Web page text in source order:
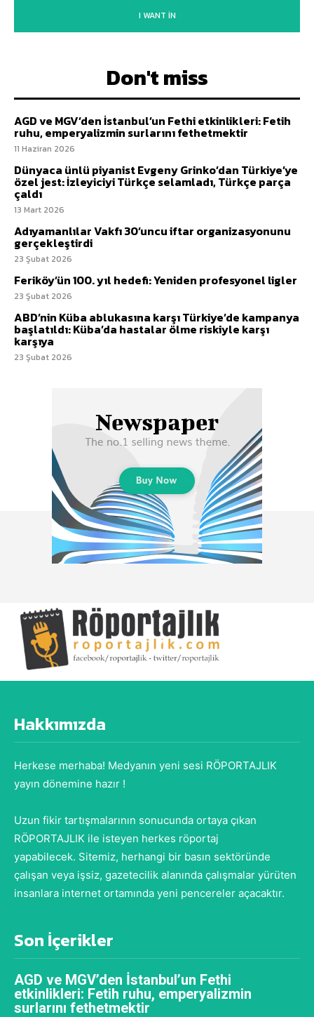
I WANT IN
Don't miss
AGD ve MGV’den İstanbul’un Fethi etkinlikleri: Fetih
ruhu, emperyalizmin surlarını fethetmektir
11 Haziran 2026
Dünyaca ünlü piyanist Evgeny Grinko’dan Türkiye’ye
özel jest: İzleyiciyi Türkçe selamladı, Türkçe parça
çaldı
13 Mart 2026
Adıyamanlılar Vakfı 30’uncu iftar organizasyonunu
gerçekleştirdi
23 Şubat 2026
Feriköy’ün 100. yıl hedefi: Yeniden profesyonel ligler
23 Şubat 2026
ABD’nin Küba ablukasına karşı Türkiye’de kampanya
başlatıldı: Küba’da hastalar ölme riskiyle karşı
karşıya
23 Şubat 2026
Hakkımızda
Herkese merhaba! Medyanın yeni sesi RÖPORTAJLIK
yayın dönemine hazır !
Uzun fikir tartışmalarının sonucunda ortaya çıkan
RÖPORTAJLIK ile isteyen herkes röportaj
yapabilecek. Sitemiz, herhangi bir basın sektöründe
çalışan veya işsiz, gazetecilik alanında çalışmalar yürüten
insanlara internet ortamında yeni pencereler açacaktır.
Son İçerikler
AGD ve MGV’den İstanbul’un Fethi
etkinlikleri: Fetih ruhu, emperyalizmin
surlarını fethetmektir